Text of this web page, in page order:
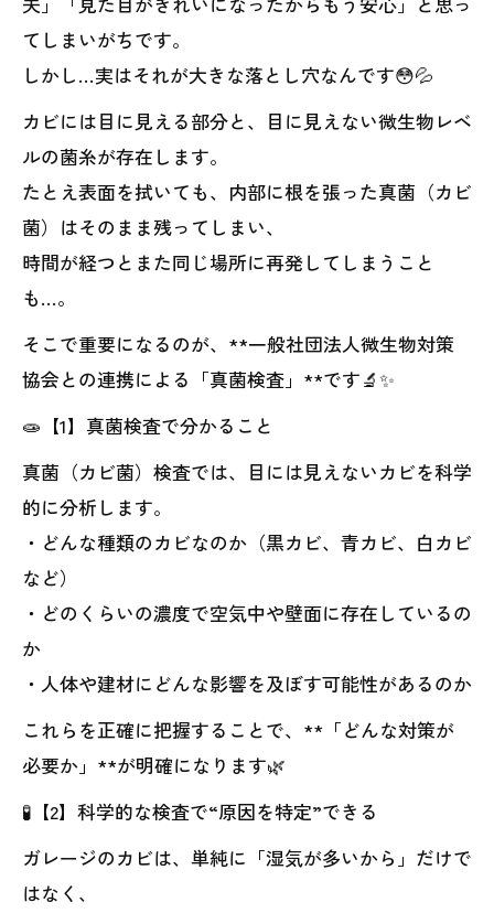
てしまいがちです。
しかし…実はそれが大きな落とし穴なんです😳💦
カビには目に見える部分と、目に見えない微生物レベ
ルの菌糸が存在します。
たとえ表面を拭いても、内部に根を張った真菌（カビ
菌）はそのまま残ってしまい、
時間が経つとまた同じ場所に再発してしまうこと
も…。
そこで重要になるのが、**一般社団法人微生物対策
協会との連携による「真菌検査」**です🔬✨
🧫【1】真菌検査で分かること
真菌（カビ菌）検査では、目には見えないカビを科学
的に分析します。
・どんな種類のカビなのか（黒カビ、青カビ、白カビ
など）
・どのくらいの濃度で空気中や壁面に存在しているの
か
・人体や建材にどんな影響を及ぼす可能性があるのか
これらを正確に把握することで、**「どんな対策が
必要か」**が明確になります🌿
🧪【2】科学的な検査で“原因を特定”できる
ガレージのカビは、単純に「湿気が多いから」だけで
はなく、